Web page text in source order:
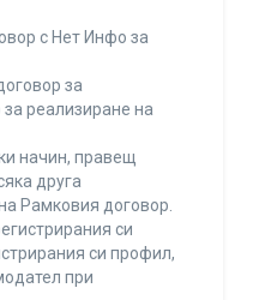
с Нет Инфо за
за
реализиране на
начин, правещ
друга
Рамковия договор.
си
си профил,
при